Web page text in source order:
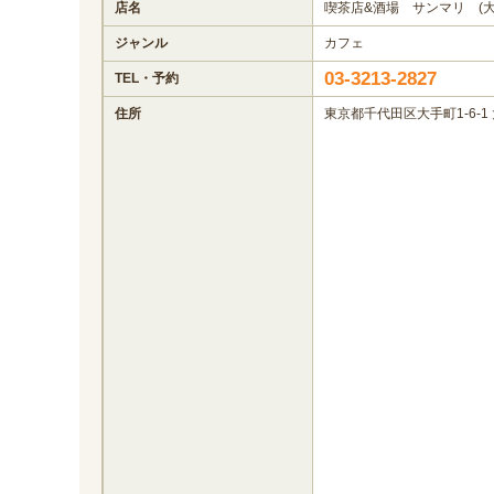
店名 喫茶店&酒場 サンマリ (
ジャンル カフェ
TEL・予約 03-3213-2827
住所 東京都千代田区大手町1-6-1